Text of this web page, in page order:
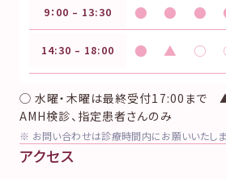
9：00 – 13:30 ● ● ●
14:30 – 18:00 ● ▲ ○
◯ 水曜・木曜は最終受付17:00まで ▲
AMH検診、指定患者さんのみ
※ お問い合わせは診療時間内にお願いいたしま
アクセス